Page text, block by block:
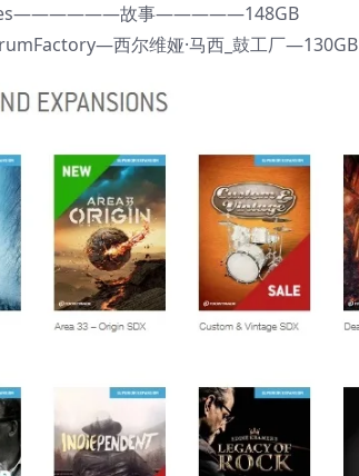
故事—————148GB
西尔维娅·马西_鼓工厂—130GB